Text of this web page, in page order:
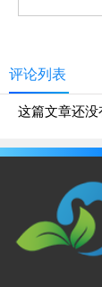
评论列表
这篇文章还